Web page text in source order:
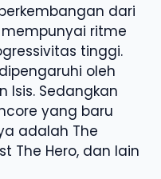
dari
ritme
tinggi.
oleh
Isis. Sedangkan
yang baru
adalah The
The Hero, dan lain